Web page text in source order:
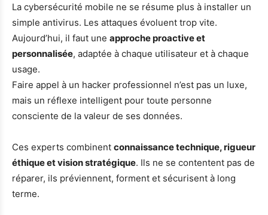
La cybersécurité mobile ne se résume plus à installer un
simple antivirus. Les attaques évoluent trop vite.
Aujourd’hui, il faut une approche proactive et
personnalisée, adaptée à chaque utilisateur et à chaque
usage.
Faire appel à un hacker professionnel n’est pas un luxe,
mais un réflexe intelligent pour toute personne
consciente de la valeur de ses données.
Ces experts combinent connaissance technique, rigueur
éthique et vision stratégique. Ils ne se contentent pas de
réparer, ils préviennent, forment et sécurisent à long
terme.